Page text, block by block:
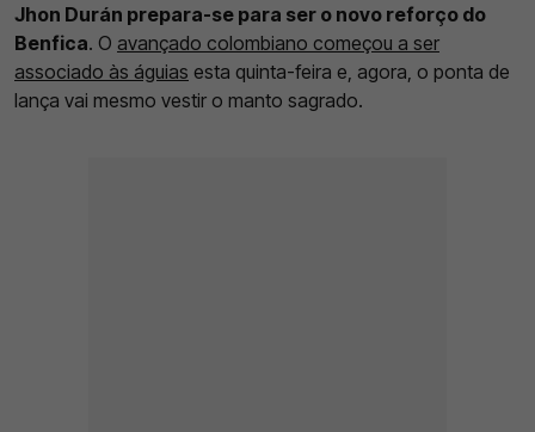
Jhon Durán prepara-se para ser o novo reforço do
Benfica. O avançado colombiano começou a ser
associado às águias esta quinta-feira e, agora, o ponta de
lança vai mesmo vestir o manto sagrado.